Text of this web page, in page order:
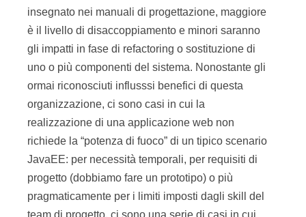
insegnato nei manuali di progettazione, maggiore
è il livello di disaccoppiamento e minori saranno
gli impatti in fase di refactoring o sostituzione di
uno o più componenti del sistema. Nonostante gli
ormai riconosciuti influsssi benefici di questa
organizzazione, ci sono casi in cui la
realizzazione di una applicazione web non
richiede la “potenza di fuoco” di un tipico scenario
JavaEE: per necessità temporali, per requisiti di
progetto (dobbiamo fare un prototipo) o più
pragmaticamente per i limiti imposti dagli skill del
team di progetto, ci sono una serie di casi in cui